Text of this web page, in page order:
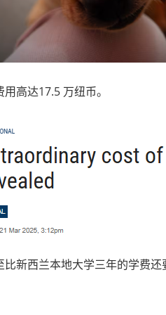
高达17.5 万纽币。
比新西兰本地大学三年的学费还